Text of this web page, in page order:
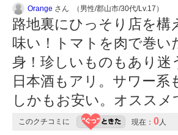
Orange さん （男性/郡山市/30代/Lv.17）
路地裏にひっそり店を構
味い！トマトを肉で巻い
身！珍しいものもあり迷
日本酒もアリ。サワー
しかもお安い。オススメ
このクチコミに 現在： 0人